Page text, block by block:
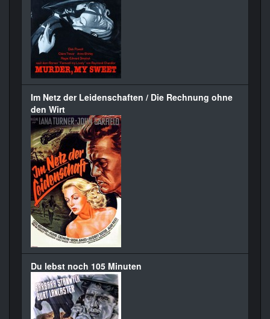
Im Netz der Leidenschaften / Die Rechnung ohne
den Wirt
Du lebst noch 105 Minuten